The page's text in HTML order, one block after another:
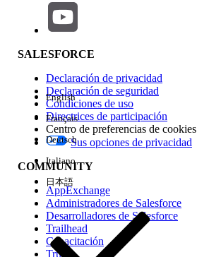
Repercusión de función
Edición
Experiencia
SALESFORCE
Declaración de privacidad
Declaración de seguridad
Condiciones de uso
Directrices de participación
Centro de preferencias de cookies
Sus opciones de privacidad
COMMUNITY
AppExchange
Administradores de Salesforce
Desarrolladores de Salesforce
Trailhead
Capacitación
Trust
English
Français
Deutsch
Italiano
日本語